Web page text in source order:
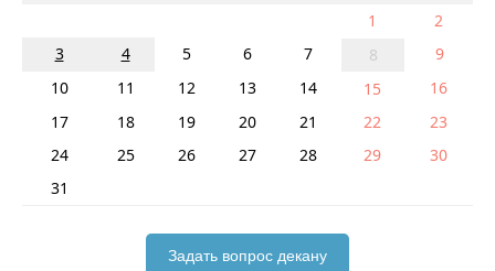
1
2
3
4 5 6 7 8
9
10
11 12 13 14 15
16
17
18 19 20 21 22
23
24
25 26 27 28 29
30
31
Задать вопрос декану